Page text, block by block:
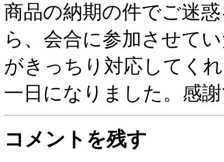
商品の納期の件でご迷
ら、会合に参加させて
がきっちり対応してく
一日になりました。感
コメントを残す